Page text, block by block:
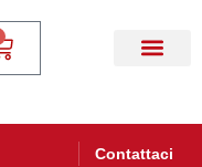
Contattaci